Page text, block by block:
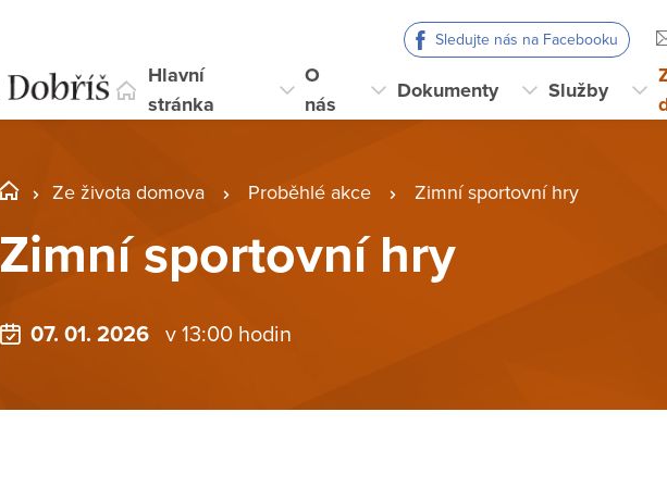
Sledujte nás na Facebooku
Hlavní
stránka
O
nás
Dokumenty Služby
Ze života domova Proběhlé akce Zimní sportovní hry
Zimní sportovní hry
07. 01. 2026 v 13:00 hodin